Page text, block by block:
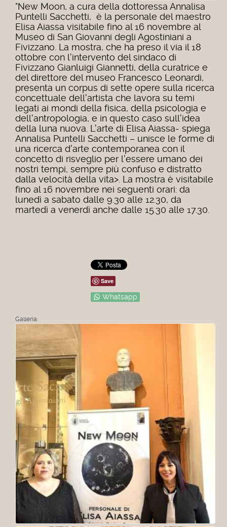
"New Moon, a cura della dottoressa Annalisa
Puntelli Sacchetti, è la personale del maestro
Elisa Aiassa visitabile fino al 16 novembre al
Museo di San Giovanni degli Agostiniani a
Fivizzano. La mostra, che ha preso il via il 18
ottobre con l'intervento del sindaco di
Fivizzano Gianluigi Giannetti, della curatrice e
del direttore del museo Francesco Leonardi,
presenta un corpus di sette opere sulla ricerca
concettuale dell'artista che lavora su temi
legati ai mondi della fisica, della psicologia e
dell'antropologia, e in questo caso sull'idea
della luna nuova. L'arte di Elisa Aiassa- spiega
Annalisa Puntelli Sacchetti – unisce le forme di
una ricerca d'arte contemporanea con il
concetto di risveglio per l'essere umano dei
nostri tempi, sempre più confuso e distratto
dalla velocità della vita>. La mostra è visitabile
fino al 16 novembre nei seguenti orari: da
lunedì a sabato dalle 9.30 alle 12.30, da
martedì a venerdì anche dalle 15.30 alle 17.30.
Save
Whatsapp
Galleria: